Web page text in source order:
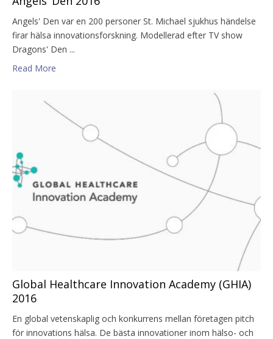
Angels' Den var en 200 personer St. Michael sjukhus händelse
firar hälsa innovationsforskning. Modellerad efter TV show
Dragons' Den ...
Read More
Global Healthcare Innovation Academy (GHIA)
2016
En global vetenskaplig och konkurrens mellan företagen pitch
för innovations hälsa. De bästa innovationer inom hälso- och